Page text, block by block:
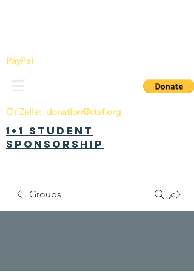
PayPal
Or Zelle: donation@ctef.org
1+1 Student
Sponsorship
Groups